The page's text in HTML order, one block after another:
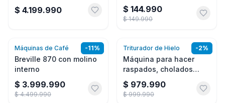
$ 4.199.990 $ 144.990
$ 149.990
-11%
Agregar
Máquinas de Café
Breville 870 con molino
interno
$ 3.999.990
$ 4.499.990
-2%
Agregar
Triturador de Hielo
Máquina para hacer
raspados, cholados
triturador de hielo 440
lbs
$ 979.990
$ 999.990